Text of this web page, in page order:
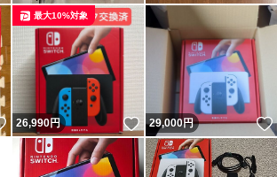
いいね！
26,990円 いいね！
最大10%対象
29,000円